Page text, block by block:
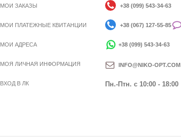
МОИ ЗАКАЗЫ
МОИ ПЛАТЕЖНЫЕ КВИТАНЦИИ
МОИ АДРЕСА
МОЯ ЛИЧНАЯ ИНФОРМАЦИЯ
ВХОД В ЛК
+38 (099) 543-34-63
+38 (067) 127-55-85
+38 (099) 543-34-63
INFO@NIKO-OPT.COM
Пн.-Птн. c 10:00 - 18:00